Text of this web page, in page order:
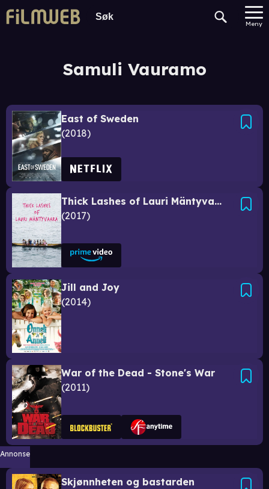
Meny
Samuli Vauramo
East of Sweden
2018
Thick Lashes of Lauri Mäntyvaara
2017
Jill and Joy
2014
War of the Dead - Stone's War
2011
Annonse
Skjønnheten og bastarden